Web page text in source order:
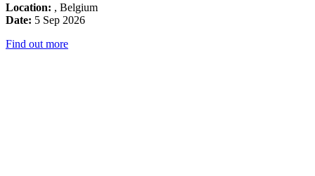
Location: , Belgium
Date: 5 Sep 2026
Find out more